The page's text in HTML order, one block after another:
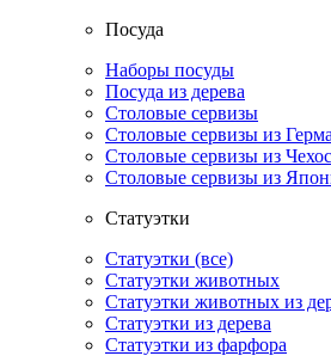
Посуда
Наборы посуды
Посуда из дерева
Столовые сервизы
Столовые сервизы из
Столовые сервизы из
Столовые сервизы из
Статуэтки
Статуэтки (все)
Статуэтки животных
Статуэтки животных из
Статуэтки из дерева
Статуэтки из фарфора